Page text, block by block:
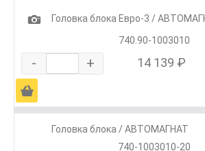
1
Головка блока Евро-3 /
740.90-1003010
- + 14 139 ₽
Ä
Головка блока / АВТОМАГНАТ
740-1003010-20